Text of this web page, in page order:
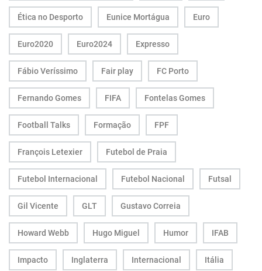
Ética no Desporto Eunice Mortágua Euro
Euro2020 Euro2024 Expresso
Fábio Veríssimo Fair play FC Porto
Fernando Gomes FIFA Fontelas Gomes
Football Talks Formação FPF
François Letexier Futebol de Praia
Futebol Internacional Futebol Nacional Futsal
Gil Vicente GLT Gustavo Correia
Howard Webb Hugo Miguel Humor IFAB
Impacto Inglaterra Internacional Itália